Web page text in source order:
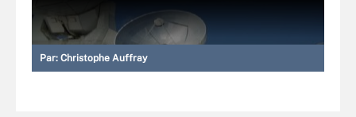
Par: Christophe Auffray